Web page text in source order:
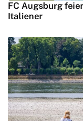
FC Augsburg
Italiener